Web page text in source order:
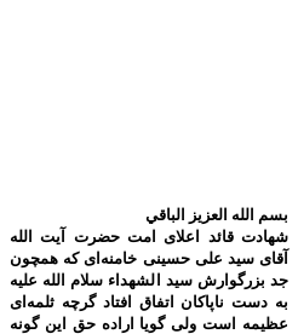
بسم الله العزیز الباقي
شهادت قائد اعلای امت حضرت آیت الله
آقای سید علی حسینی خامنه‌ای که همچون
جد بزرگوارش سید الشهداء سلام الله علیه
به دست ناپاکان اتفاق افتاد گرچه ثلمه‌ای
عظیمه است ولی گویا اراده حق این گونه